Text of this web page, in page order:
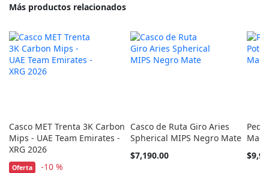
Más productos relacionados
Casco MET Trenta 3K Carbon
Mips - UAE Team Emirates -
XRG 2026
Oferta -10 %
Casco de Ruta Giro Aries
Spherical MIPS Negro Mate
$7,190.00